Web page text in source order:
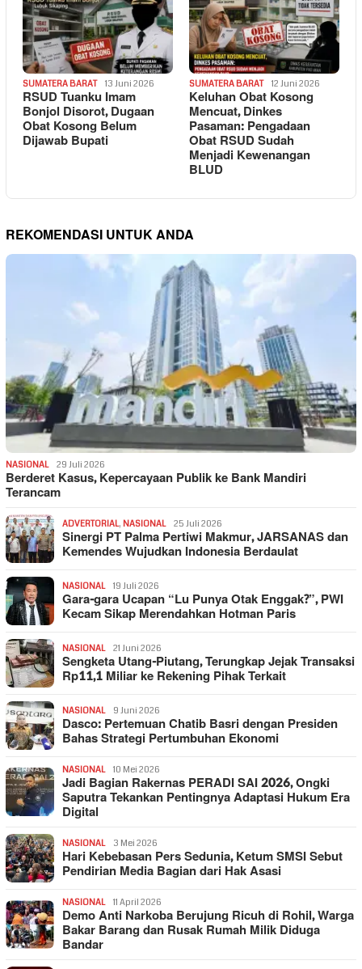
SUMATERA BARAT 13 Juni 2026
RSUD Tuanku Imam
Bonjol Disorot, Dugaan
Obat Kosong Belum
Dijawab Bupati
SUMATERA BARAT 12 Juni 2026
Keluhan Obat Kosong
Mencuat, Dinkes
Pasaman: Pengadaan
Obat RSUD Sudah
Menjadi Kewenangan
BLUD
REKOMENDASI UNTUK ANDA
NASIONAL 29 Juli 2026
Berderet Kasus, Kepercayaan Publik ke Bank Mandiri
Terancam
ADVERTORIAL, NASIONAL 25 Juli 2026
Sinergi PT Palma Pertiwi Makmur, JARSANAS dan
Kemendes Wujudkan Indonesia Berdaulat
NASIONAL 19 Juli 2026
Gara-gara Ucapan “Lu Punya Otak Enggak?”, PWI
Kecam Sikap Merendahkan Hotman Paris
NASIONAL 21 Juni 2026
Sengketa Utang-Piutang, Terungkap Jejak Transaksi
Rp11,1 Miliar ke Rekening Pihak Terkait
NASIONAL 9 Juni 2026
Dasco: Pertemuan Chatib Basri dengan Presiden
Bahas Strategi Pertumbuhan Ekonomi
NASIONAL 10 Mei 2026
Jadi Bagian Rakernas PERADI SAI 2026, Ongki
Saputra Tekankan Pentingnya Adaptasi Hukum Era
Digital
NASIONAL 3 Mei 2026
Hari Kebebasan Pers Sedunia, Ketum SMSI Sebut
Pendirian Media Bagian dari Hak Asasi
NASIONAL 11 April 2026
Demo Anti Narkoba Berujung Ricuh di Rohil, Warga
Bakar Barang dan Rusak Rumah Milik Diduga
Bandar